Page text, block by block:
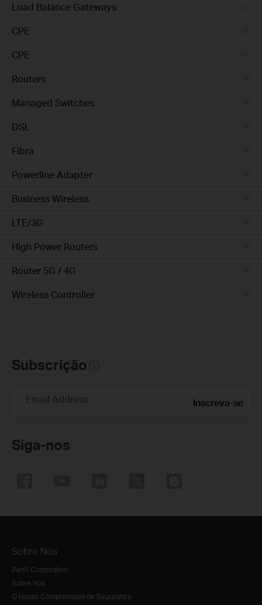
Load Balance Gateways
CPE
CPE
Routers
Managed Switches
DSL
Fibra
Powerline Adapter
Business Wireless
LTE/3G
High Power Routers
Router 5G / 4G
Wireless Controller
Subscrição
Email Address Inscreva-se
Siga-nos
Sobre Nós
Perfil Corporativo
Sobre Nós
O Nosso Compromisso de Segurança